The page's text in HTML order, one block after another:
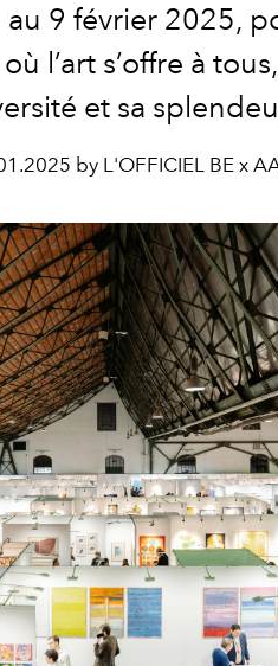
au 9 février 2025,
l’art s’offre à
et sa
by L'OFFICIEL BE x